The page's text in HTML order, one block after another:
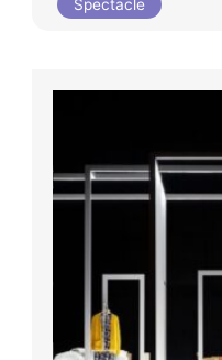
Spectacle